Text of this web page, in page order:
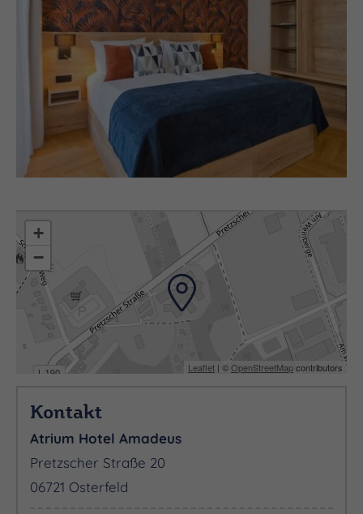
+
−
Leaflet | ©OpenStreetMapcontributors
Kontakt
Atrium Hotel Amadeus
Pretzscher Straße 20
06721 Osterfeld